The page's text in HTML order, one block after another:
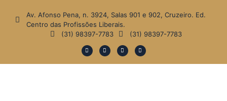
Av. Afonso Pena, n. 3924, Salas 901 e 902, Cruzeiro. Ed.
Centro das Profissões Liberais.
(31) 98397-7783
(31) 98397-7783